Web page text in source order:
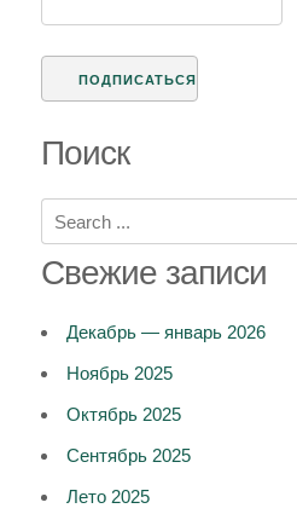
Поиск
Search
for:
Свежие записи
Декабрь — январь 2026
Ноябрь 2025
Октябрь 2025
Сентябрь 2025
Лето 2025